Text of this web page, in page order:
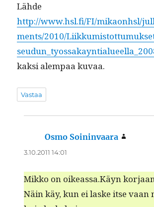
Lähde
http://www.hsl.fi/FI/mikaonhsl/
ments/2010/
kak­si alem­paa kuvaa.
Vastaa
Osmo Soininvaara
3.10.2011 14:01
Mikko on oikeassa.Käyn
Näin käy, kun ei laske itse